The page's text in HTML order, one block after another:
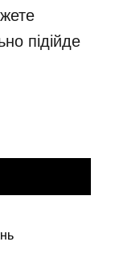
підійде
кількість